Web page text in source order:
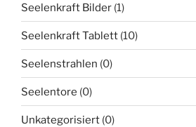
Seelenkraft Bilder (1)
Seelenkraft Tablett (10)
Seelenstrahlen (0)
Seelentore (0)
Unkategorisiert (0)